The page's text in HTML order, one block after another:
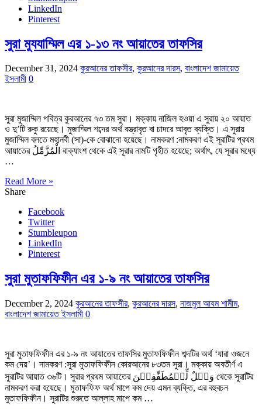
LinkedIn
Pinterest
সুরা মুযযাম্মিল এর ১-১৩ নং আয়াতের তাফসির
December 31, 2024 কুরআনের তাফসীর, কুরআনের দারস, বাংলাদেশ জামায়েত
ইসলামী 0
সুরা মুজাম্মিল পবিত্র কুরআনের ৭৩ তম সুরা। মক্কায় নাজিল হওয়া এ সুরায় ২০ আয়াত
ও দু’টি রুকু রয়েছে। মুজাম্মিল শব্দের অর্থ বস্ত্রাবৃত বা চাদরে আবৃত ব্যক্তি। এ সুরায়
মুজাম্মিল বলতে মহানবী (সা)-কে বোঝানো হয়েছে। নামকরণ :নামকরণ এই সূরাটির প্রথম
আয়াতের الْمُزَّمِّلُ বাক্যাংশ থেকে এই সূরার নামটি গৃহীত হয়েছে; অর্থাৎ, যে সূরার মধ্যে
…
Read More »
Share
Facebook
Twitter
Stumbleupon
LinkedIn
Pinterest
সুরা মুতাফফিফীন এর ১-৯ নং আয়াতের তাফসির
December 2, 2024 কুরআনের তাফসীর, কুরআনের দারস, নাজমুল আযম শামীম,
বাংলাদেশ জামায়েত ইসলামী 0
সুরা মুতাফফিফীন এর ১-৯ নং আয়াতের তাফসির মুতাফফিফীন শব্দটির অর্থ ‘যারা ওজনে
কম দেয়’। নামকরণ :সুরা মুতাফফিফীন‌ কোরআনের ৮৩তম সুরা। মক্কায় অবতীর্ণ এ
সুরাটির আয়াত ৩৬টি। সুরার প্রথম আয়াতের وَیۡلٌ لِّلۡمُطَفِّفِیۡنَ থেকে সুরাটির
নামকরণ করা হয়েছে। মুতাফফিফ অর্থ মাপে কম দেয় এমন ব্যক্তি, এর বহুবচন
মুতাফফিফীন। সুরাটির শুরুতে আল্লাহ মাপে কম …